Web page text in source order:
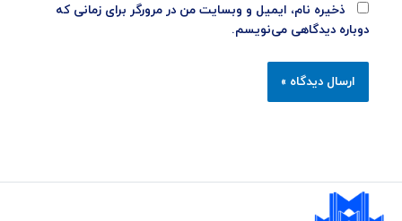
ذخیره نام، ایمیل و وبسایت من در مرورگر برای زمانی که
دوباره دیدگاهی می‌نویسم.